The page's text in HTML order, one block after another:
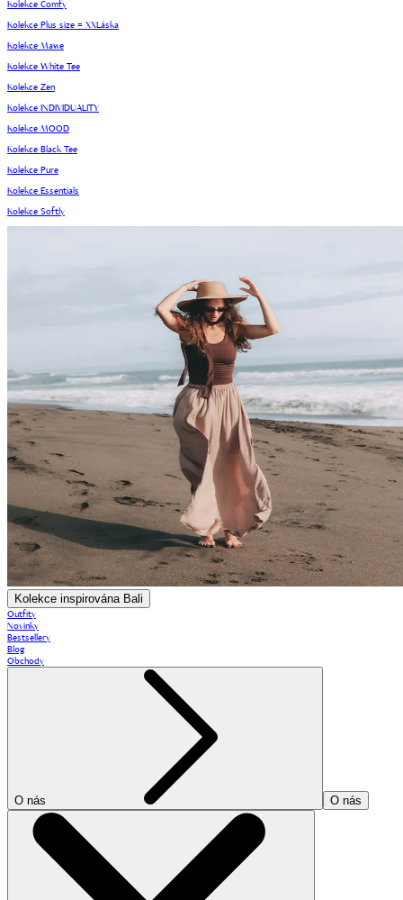
Kolekce Comfy
Kolekce Plus size = XXLáska
Kolekce Mawe
Kolekce White Tee
Kolekce Zen
Kolekce INDIVIDUALITY
Kolekce MOOD
Kolekce Black Tee
Kolekce Pure
Kolekce Essentials
Kolekce Softly
Kolekce inspirována Bali
Outfity
Novinky
Bestsellery
Blog
Obchody
O nás O nás